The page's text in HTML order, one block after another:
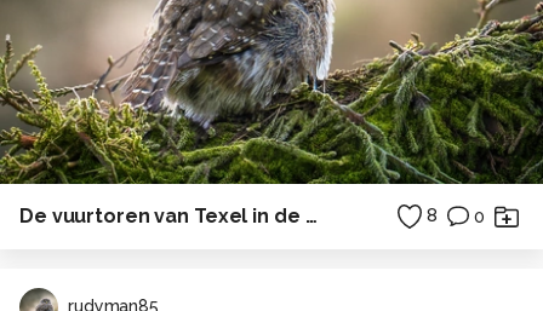
De vuurtoren van Texel in de ochtendzon 8 0
rudyman85